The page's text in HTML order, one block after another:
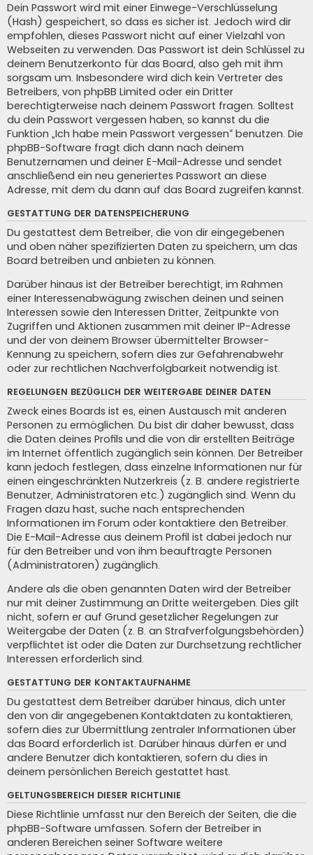
Dein Passwort wird mit einer Einwege-Verschlüsselung
(Hash) gespeichert, so dass es sicher ist. Jedoch wird dir
empfohlen, dieses Passwort nicht auf einer Vielzahl von
Webseiten zu verwenden. Das Passwort ist dein Schlüssel zu
deinem Benutzerkonto für das Board, also geh mit ihm
sorgsam um. Insbesondere wird dich kein Vertreter des
Betreibers, von phpBB Limited oder ein Dritter
berechtigterweise nach deinem Passwort fragen. Solltest
du dein Passwort vergessen haben, so kannst du die
Funktion „Ich habe mein Passwort vergessen“ benutzen. Die
phpBB-Software fragt dich dann nach deinem
Benutzernamen und deiner E-Mail-Adresse und sendet
anschließend ein neu generiertes Passwort an diese
Adresse, mit dem du dann auf das Board zugreifen kannst.
GESTATTUNG DER DATENSPEICHERUNG
Du gestattest dem Betreiber, die von dir eingegebenen
und oben näher spezifizierten Daten zu speichern, um das
Board betreiben und anbieten zu können.
Darüber hinaus ist der Betreiber berechtigt, im Rahmen
einer Interessenabwägung zwischen deinen und seinen
Interessen sowie den Interessen Dritter, Zeitpunkte von
Zugriffen und Aktionen zusammen mit deiner IP-Adresse
und der von deinem Browser übermittelter Browser-
Kennung zu speichern, sofern dies zur Gefahrenabwehr
oder zur rechtlichen Nachverfolgbarkeit notwendig ist.
REGELUNGEN BEZÜGLICH DER WEITERGABE DEINER DATEN
Zweck eines Boards ist es, einen Austausch mit anderen
Personen zu ermöglichen. Du bist dir daher bewusst, dass
die Daten deines Profils und die von dir erstellten Beiträge
im Internet öffentlich zugänglich sein können. Der Betreiber
kann jedoch festlegen, dass einzelne Informationen nur für
einen eingeschränkten Nutzerkreis (z. B. andere registrierte
Benutzer, Administratoren etc.) zugänglich sind. Wenn du
Fragen dazu hast, suche nach entsprechenden
Informationen im Forum oder kontaktiere den Betreiber.
Die E-Mail-Adresse aus deinem Profil ist dabei jedoch nur
für den Betreiber und von ihm beauftragte Personen
(Administratoren) zugänglich.
Andere als die oben genannten Daten wird der Betreiber
nur mit deiner Zustimmung an Dritte weitergeben. Dies gilt
nicht, sofern er auf Grund gesetzlicher Regelungen zur
Weitergabe der Daten (z. B. an Strafverfolgungsbehörden)
verpflichtet ist oder die Daten zur Durchsetzung rechtlicher
Interessen erforderlich sind.
GESTATTUNG DER KONTAKTAUFNAHME
Du gestattest dem Betreiber darüber hinaus, dich unter
den von dir angegebenen Kontaktdaten zu kontaktieren,
sofern dies zur Übermittlung zentraler Informationen über
das Board erforderlich ist. Darüber hinaus dürfen er und
andere Benutzer dich kontaktieren, sofern du dies in
deinem persönlichen Bereich gestattet hast.
GELTUNGSBEREICH DIESER RICHTLINIE
Diese Richtlinie umfasst nur den Bereich der Seiten, die die
phpBB-Software umfassen. Sofern der Betreiber in
anderen Bereichen seiner Software weitere